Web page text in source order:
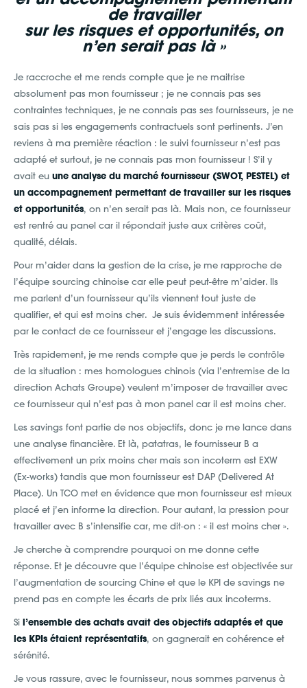
de travailler
sur les risques et opportunités, on
n’en serait pas là »
Je raccroche et me rends compte que je ne maitrise
absolument pas mon fournisseur ; je ne connais pas ses
contraintes techniques, je ne connais pas ses fournisseurs, je ne
sais pas si les engagements contractuels sont pertinents. J’en
reviens à ma première réaction : le suivi fournisseur n’est pas
adapté et surtout, je ne connais pas mon fournisseur ! S’il y
avait eu une analyse du marché fournisseur (SWOT, PESTEL) et
un accompagnement permettant de travailler sur les risques
et opportunités, on n’en serait pas là. Mais non, ce fournisseur
est rentré au panel car il répondait juste aux critères coût,
qualité, délais.
Pour m’aider dans la gestion de la crise, je me rapproche de
l’équipe sourcing chinoise car elle peut peut-être m’aider. Ils
me parlent d’un fournisseur qu’ils viennent tout juste de
qualifier, et qui est moins cher. Je suis évidemment intéressée
par le contact de ce fournisseur et j’engage les discussions.
Très rapidement, je me rends compte que je perds le contrôle
de la situation : mes homologues chinois (via l’entremise de la
direction Achats Groupe) veulent m’imposer de travailler avec
ce fournisseur qui n’est pas à mon panel car il est moins cher.
Les savings font partie de nos objectifs, donc je me lance dans
une analyse financière. Et là, patatras, le fournisseur B a
effectivement un prix moins cher mais son incoterm est EXW
(Ex-works) tandis que mon fournisseur est DAP (Delivered At
Place). Un TCO met en évidence que mon fournisseur est mieux
placé et j’en informe la direction. Pour autant, la pression pour
travailler avec B s’intensifie car, me dit-on : « il est moins cher ».
Je cherche à comprendre pourquoi on me donne cette
réponse. Et je découvre que l’équipe chinoise est objectivée sur
l’augmentation de sourcing Chine et que le KPI de savings ne
prend pas en compte les écarts de prix liés aux incoterms.
Si l’ensemble des achats avait des objectifs adaptés et que
les KPIs étaient représentatifs, on gagnerait en cohérence et
sérénité.
Je vous rassure, avec le fournisseur, nous sommes parvenus à